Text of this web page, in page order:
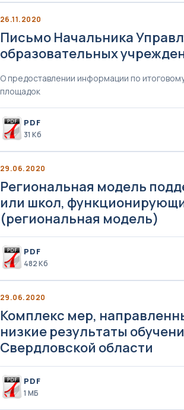
26.11.2020
Письмо Начальника
образовательных
О предоставлении информации по
площадок
PDF
31 Кб
29.06.2020
Региональная модель
или школ,
(региональная модель)
PDF
482 Кб
29.06.2020
Комплекс мер,
низкие результаты
Свердловской области
PDF
1 MБ